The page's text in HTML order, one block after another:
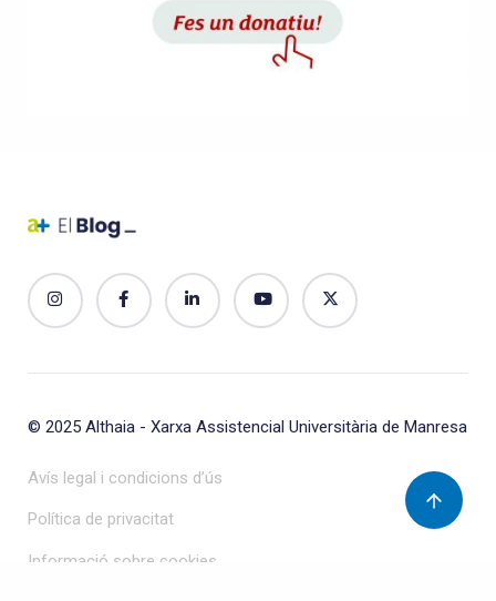
© 2025 Althaia - Xarxa Assistencial Universitària de Manresa
Avís legal i condicions d’ús
Política de privacitat
Informació sobre cookies